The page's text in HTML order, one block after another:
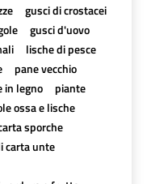
gusci di crostacei
gusci d'uovo
lische di pesce
pane vecchio
in legno
piante
ossa e lische
sporche
carta unte